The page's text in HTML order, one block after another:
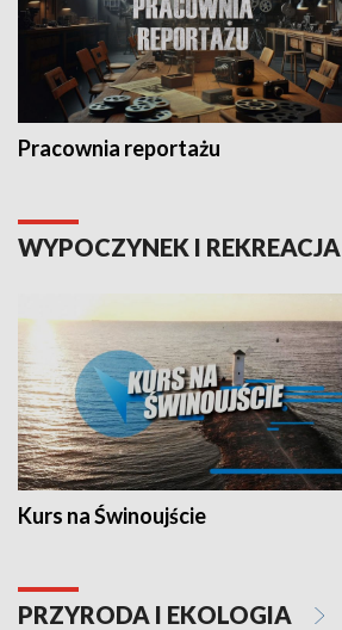
Pracownia reportażu
WYPOCZYNEK I REKREACJA
Kurs na Świnoujście
PRZYRODA I EKOLOGIA